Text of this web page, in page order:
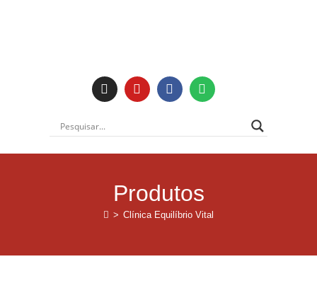
Produtos
> Clínica Equilíbrio Vital